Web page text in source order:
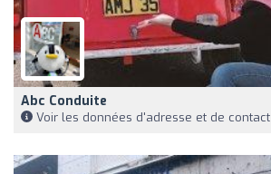
Abc Conduite
Voir les données d'adresse et de contact